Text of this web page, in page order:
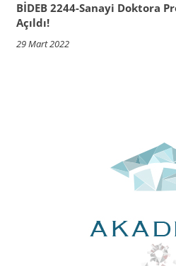
BİDEB 2244-Sanayi Doktora
Açıldı!
29 Mart 2022